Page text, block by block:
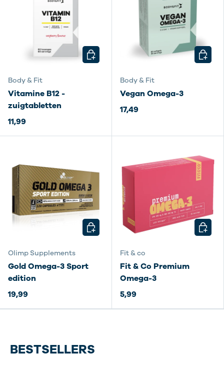
Body & Fit
Vitamine B12 -
zuigtabletten
11,99
KIES MOGELIJKHEDEN
Body & Fit
Vegan Omega-3
17,49
KIES
Olimp Supplements
Gold Omega-3 Sport
edition
19,99
KIES MOGELIJKHEDEN
Fit & co
Fit & Co Premium
Omega-3
5,99
BESTSELLERS